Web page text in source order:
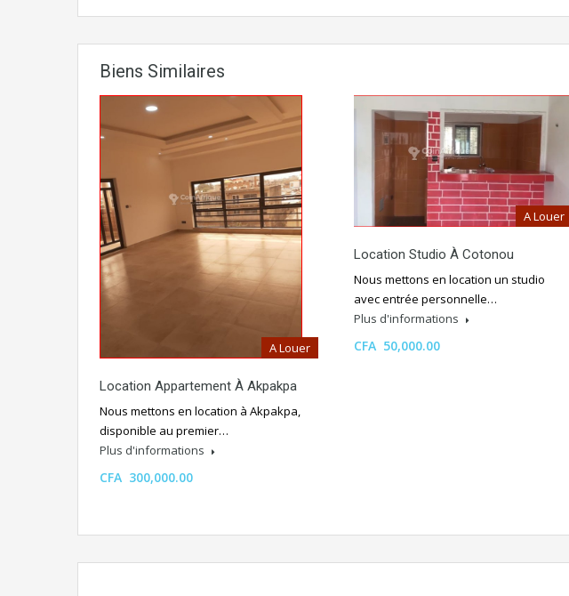
Biens Similaires
A Louer
Location Appartement À Akpakpa
Nous mettons en location à Akpakpa,
disponible au premier…
Plus d'informations
CFA 300,000.00
A Louer
Location Studio À Cotonou
Nous mettons en location un studio
avec entrée personnelle…
Plus d'informations
CFA 50,000.00